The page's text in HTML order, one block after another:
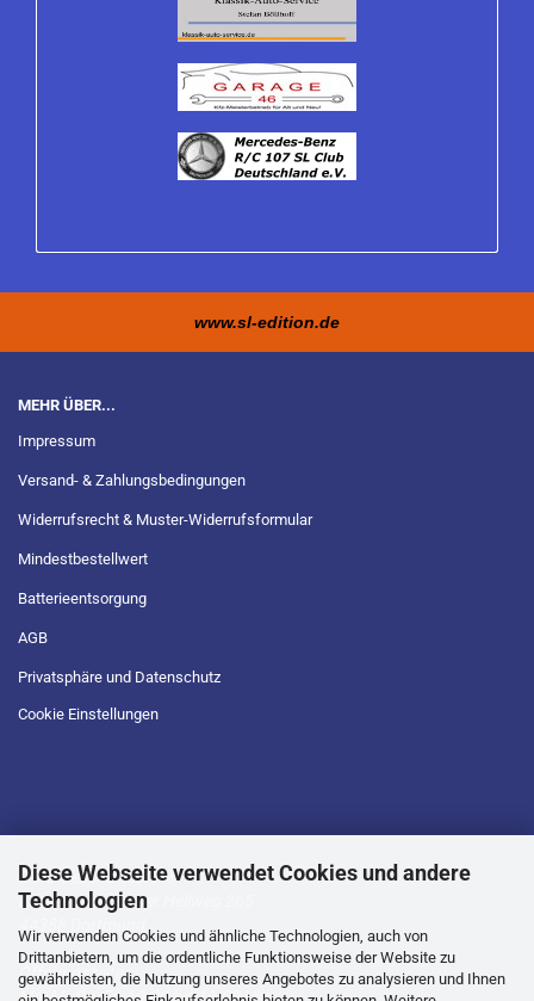
Diese Webseite verwendet Cookies und andere
Technologien
Wir verwenden Cookies und ähnliche Technologien, auch von
Drittanbietern, um die ordentliche Funktionsweise der Website zu
gewährleisten, die Nutzung unseres Angebotes zu analysieren und Ihnen
www.sl-edition.de
MEHR ÜBER...
Impressum
Versand- & Zahlungsbedingungen
Widerrufsrecht & Muster-Widerrufsformular
Mindestbestellwert
Batterieentsorgung
AGB
Privatsphäre und Datenschutz
Cookie Einstellungen
D.T.L Geschäftsstelle
Lütgendortmunder Hellweg 265
Öffnungszeiten:
Mo, Mi, Do, Fr -10.00 bis 16.00 Uhr